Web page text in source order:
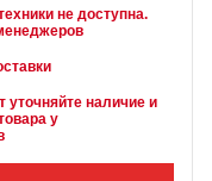
не доступна.
уточняйте наличие и
у